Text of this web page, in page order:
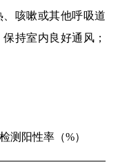
咳嗽或其他呼吸道
持室内良好通风；
测阳性率（%）